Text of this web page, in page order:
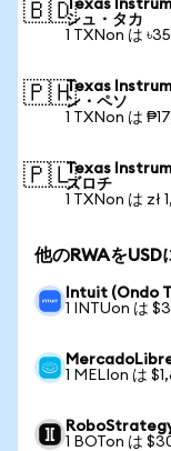
🇧🇩Texas
シュ・タカ
1 TXNon は
🇵🇭Texas
ン・ペソ
1 TXNon は
🇵🇱Texas
ズロチ
1 TXNon は zł
他のRWAをUSD
Intuit (Ondo
1 INTUon は
1 MELIon は
1 BOTon は